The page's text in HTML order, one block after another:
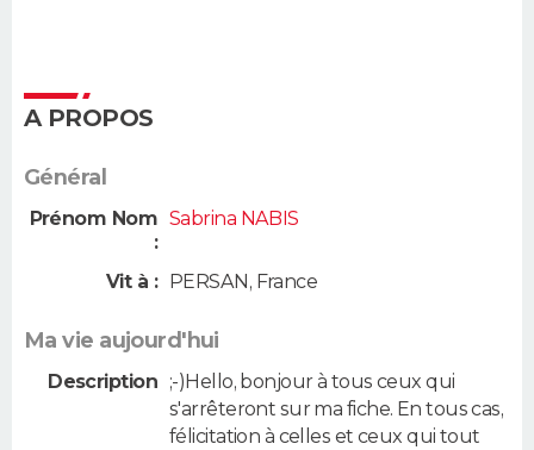
A PROPOS
Général
Prénom Nom
:
Sabrina NABIS
Vit à : PERSAN , France
Ma vie aujourd'hui
Description ;-)Hello, bonjour à tous ceux qui
s'arrêteront sur ma fiche. En tous cas,
félicitation à celles et ceux qui tout